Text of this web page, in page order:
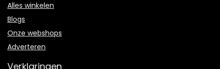
Alles winkelen
Blogs
Onze webshops
Adverteren
Verklaringen